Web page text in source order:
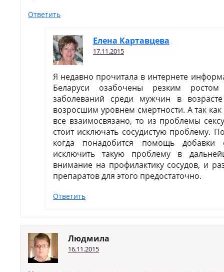
Ответить
Елена Картавцева
17.11.2015
Я недавно прочитала в интернете
Беларуси озабочены резким ростом
заболеваний среди мужчин в
возросшим уровнем смертности. А так
все взаимосвязано, то из проблемы
стоит исключать сосудистую проблему.
когда понадобится помощь
исключить такую проблему в
внимание на профилактику сосудов, и
препаратов для этого предостаточно.
Ответить
Людмила
16.11.2015